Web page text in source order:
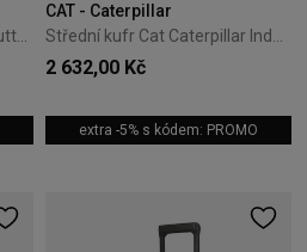
CAT - Caterpillar
2 632,00 Kč
extra -5% s kódem: PROMO